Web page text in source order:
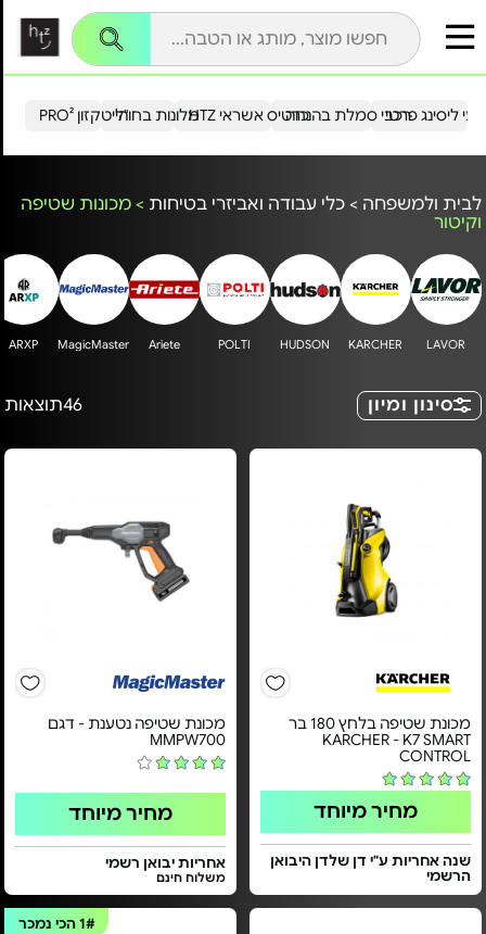
הייטקזון PRO²מלונות בחו"ל כרטיס אשראי HTZ ליסינג פרטירכבי סמלת בהנחה
לבית ולמשפחה > כלי עבודה ואביזרי בטיחות > מכונות שטיפה
וקיטור
LAVOR
KARCHER
HUDSON
POLTI
Ariete
MagicMaster
ARXP
סינון ומיון 46תוצאות
מכונת שטיפה בלחץ 180 בר
KARCHER - K7 SMART
CONTROL
מחיר מיוחד
שנה אחריות ע"י דן שלדן היבואן
הרשמי
מכונת שטיפה נטענת - דגם
MMPW700
מחיר מיוחד
אחריות יבואן רשמי
משלוח חינם
1#הכי נמכר